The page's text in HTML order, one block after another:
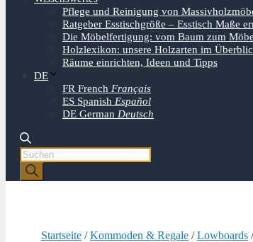
Pflege und Reinigung von
Ratgeber Esstischgröße – Esstisch Maße
Die Möbelfertigung: vom Baum zum
Holzlexikon: unsere Holzarten im
Räume einrichten, Ideen und Tipps
DE
FR French Français
ES Spanish Español
DE German Deutsch
Products
search
Startseite /Kommoden & Regale /Lowboards